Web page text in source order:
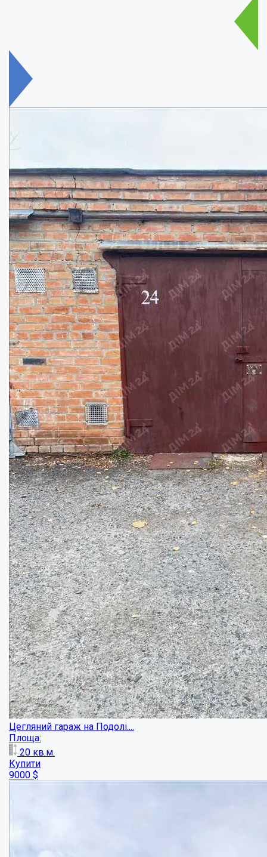
Приватне підприємство в с. Абазівка....
Площа:
1701.7кв.м.
Купити
300000